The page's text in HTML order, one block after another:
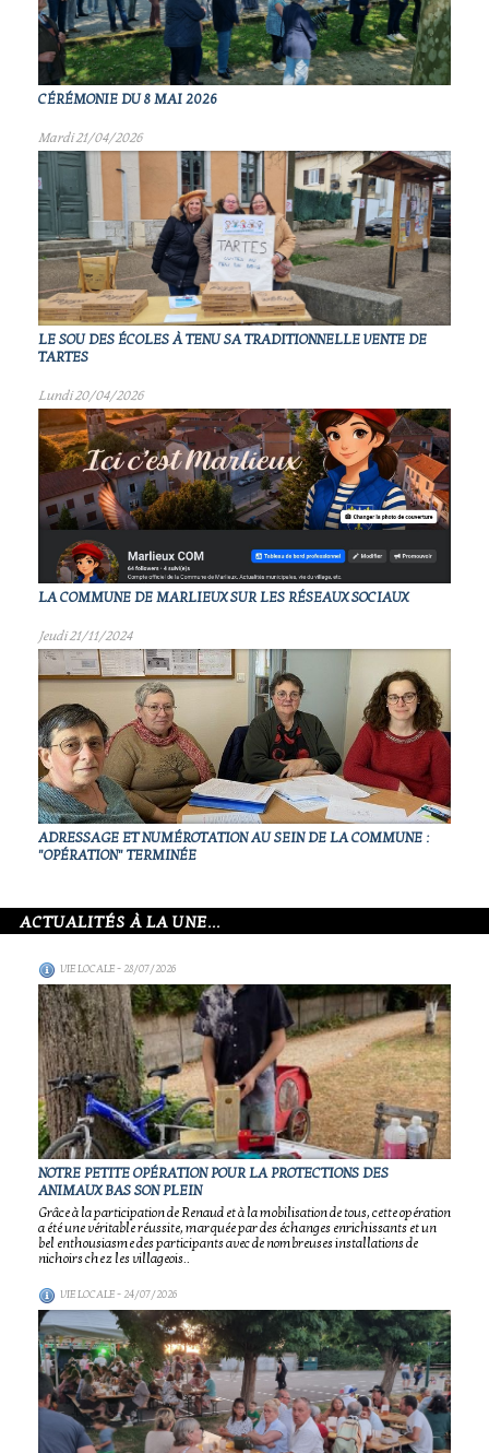
CÉRÉMONIE DU 8 MAI 2026
Mardi 21/04/2026
LE SOU DES ÉCOLES À TENU SA TRADITIONNELLE VENTE DE
TARTES
Lundi 20/04/2026
LA COMMUNE DE MARLIEUX SUR LES RÉSEAUX SOCIAUX
Jeudi 21/11/2024
ADRESSAGE ET NUMÉROTATION AU SEIN DE LA COMMUNE :
"OPÉRATION" TERMINÉE
ACTUALITÉS À LA UNE...
VIE LOCALE- 28/07/2026
NOTRE PETITE OPÉRATION POUR LA PROTECTIONS DES
ANIMAUX BAS SON PLEIN
Grâce à la participation de Renaud et à la mobilisation de tous, cette opération
a été une véritable réussite, marquée par des échanges enrichissants et un
bel enthousiasme des participants avec de nombreuses installations de
nichoirs chez les villageois..
VIE LOCALE- 24/07/2026